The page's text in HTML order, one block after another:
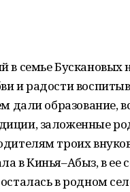
в семье
и радости
дали образование,
заложенные
троих
в Кинья–Абыз, в ее
в родном